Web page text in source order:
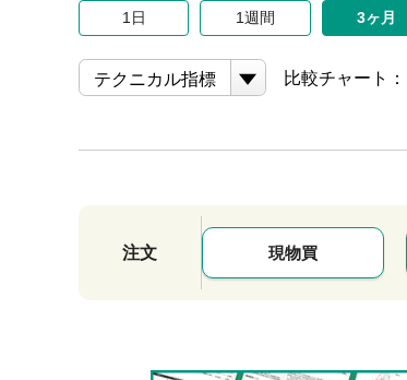
1日 1週間 3ヶ月
テクニカル指標 比較チャート：
注文 現物買